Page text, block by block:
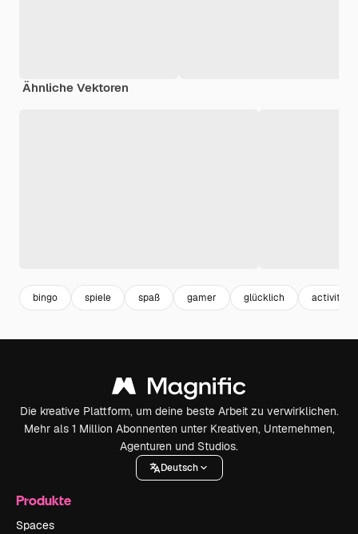
Ähnliche Vektoren
bingo spiele spaß gamer glücklich activity
Die kreative Plattform, um deine beste Arbeit zu verwirklichen.
Mehr als 1 Million Abonnenten unter Kreativen, Unternehmen,
Agenturen und Studios.
Deutsch
Produkte
Spaces